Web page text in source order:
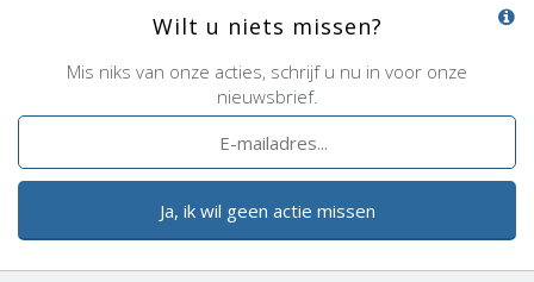
Wilt u niets missen?
Mis niks van onze acties, schrijf u nu in voor onze
nieuwsbrief.
Ja, ik wil geen actie missen